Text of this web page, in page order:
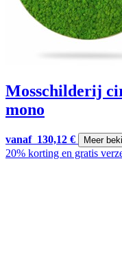
Mosschilderij
mono
vanaf 130,12 € Meer
20% korting en gratis